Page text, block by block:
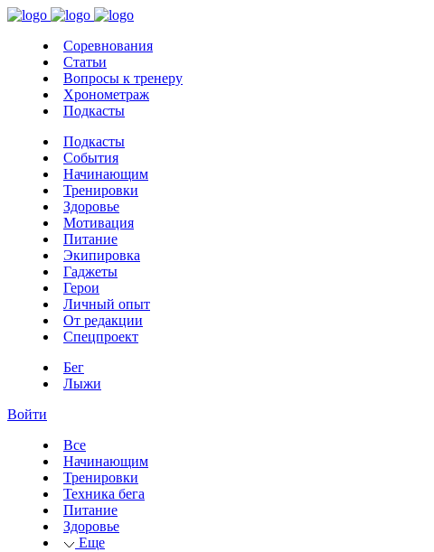
Соревнования
Статьи
Вопросы к тренеру
Хронометраж
Подкасты
Подкасты
События
Начинающим
Тренировки
Здоровье
Мотивация
Питание
Экипировка
Гаджеты
Герои
Личный опыт
От редакции
Спецпроект
Бег
Лыжи
Войти
Все
Начинающим
Тренировки
Техника бега
Питание
Здоровье
Еще